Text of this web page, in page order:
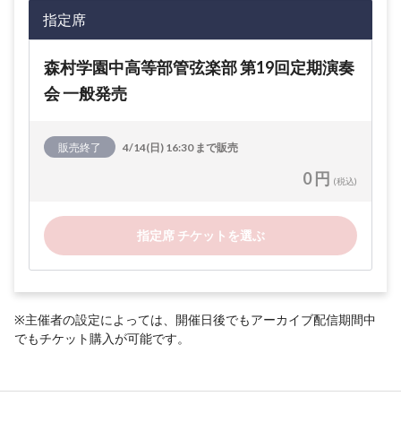
指定席
森村学園中高等部管弦楽部 第19回定期演奏
会 一般発売
販売終了 4/14(日) 16:30 まで販売
0 円 (税込)
指定席 チケットを選ぶ
※主催者の設定によっては、開催日後でもアーカイブ配信期間中
でもチケット購入が可能です。